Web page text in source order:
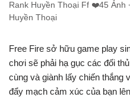
Rank Huyền Thoại Ff ❤️️45 Ảnh
Huyền Thoại
Free Fire sở hữu game play
chơi sẽ phải hạ gục các đối
cùng và giành lấy chiến thắng
đẩy mạch cảm xúc của bạn